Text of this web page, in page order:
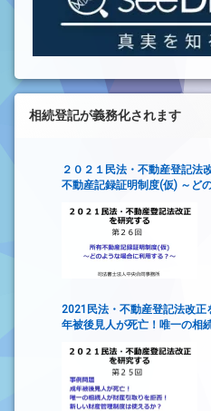
相続登記が義務化されます
２０２１民法・不動産登記
不動産記録証明制度(仮) ～ど
2021民法・不動産登記法改
年被後見人が死亡！唯一の相